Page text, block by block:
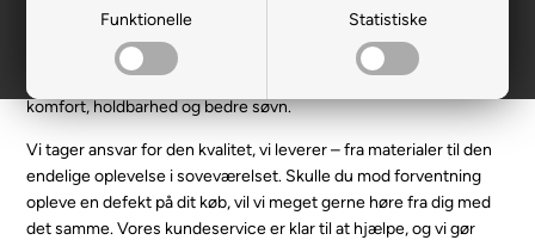
Funktionelle Statistiske
Vi designer og producerer størstedelen af vores sortiment selv,
så du kan være sikker på produkter, der er skabt med fokus på
komfort, holdbarhed og bedre søvn.
Vi tager ansvar for den kvalitet, vi leverer – fra materialer til den
endelige oplevelse i soveværelset. Skulle du mod forventning
opleve en defekt på dit køb, vil vi meget gerne høre fra dig med
det samme. Vores kundeservice er klar til at hjælpe, og vi gør